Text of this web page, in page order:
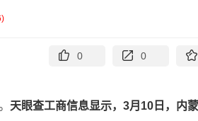
)
0 0
天眼查工商信息显示，3月10日，内